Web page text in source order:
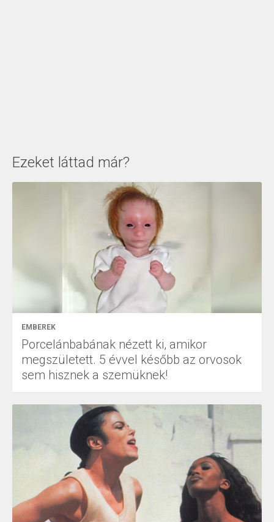
Ezeket láttad már?
EMBEREK
Porcelánbabának nézett ki, amikor
megszületett. 5 évvel később az orvosok
sem hisznek a szemüknek!